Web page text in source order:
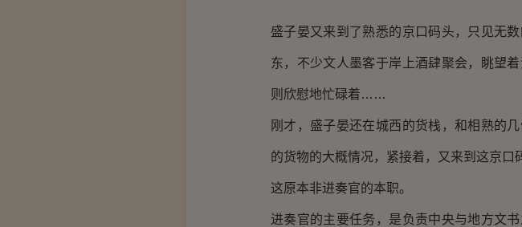
盛子晏又来到了熟悉的京口码头，只见无
东，不少文人墨客于岸上酒肆聚会，眺望
则欣慰地忙碌着……
刚才，盛子晏还在城西的货栈，和相熟的
的货物的大概情况，紧接着，又来到这京口
这原本非进奏官的本职。
进奏官的主要任务，是负责中央与地方文